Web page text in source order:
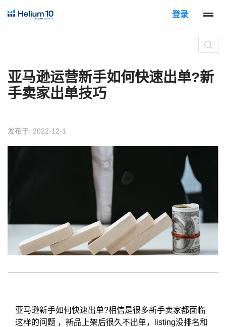
登录
亚马逊运营新手如何快速出单?新
手卖家出单技巧
发布于: 2022-12-1
亚马逊新手如何快速出单?相信是很多新手卖家都面临
这样的问题 ，新品上架后很久不出单，listing没排名和